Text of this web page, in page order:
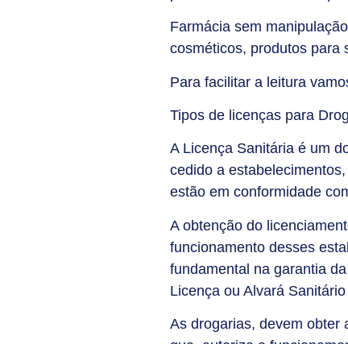
Farmácia sem
cosméticos, produtos para
Para facilitar a leitura
Tipos de licenças para
A Licença Sanitária é um
cedido a
estão em conformidade
A obtenção do
funcionamento desses
fundamental na garantia
Licença ou Alvará
As drogarias, devem obter